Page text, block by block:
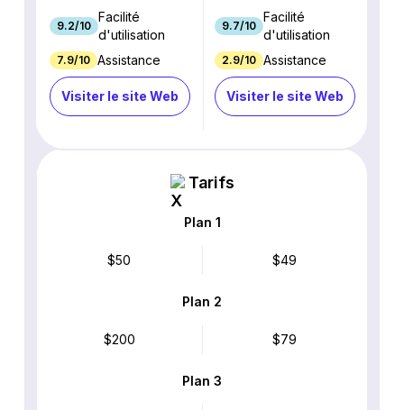
9.2/10
Facilité
d'utilisation
7.9/10 Assistance
Visiter le site Web
9.7/10
Facilité
d'utilisation
2.9/10 Assistance
Visiter le site Web
Tarifs
Plan 1
$50 $49
Plan 2
$200 $79
Plan 3